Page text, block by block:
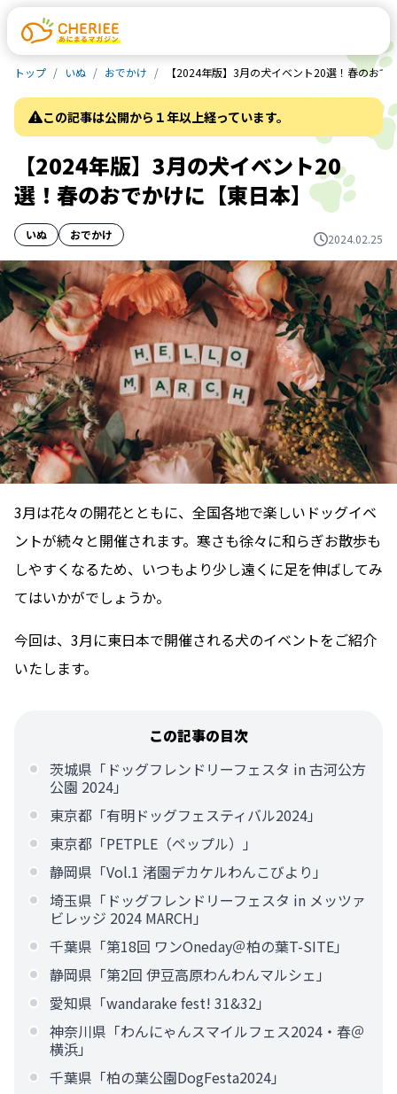
トップ いぬ おでかけ 【2024年版】3月の犬イベント20選！春のおで
この記事は公開から１年以上経っています。
【2024年版】3月の犬イベント20
選！春のおでかけに【東日本】
いぬ おでかけ 2024.02.25
3月は花々の開花とともに、全国各地で楽しいドッグイベ
ントが続々と開催されます。寒さも徐々に和らぎお散歩も
しやすくなるため、いつもより少し遠くに足を伸ばしてみ
てはいかがでしょうか。
今回は、3月に東日本で開催される犬のイベントをご紹介
いたします。
この記事の目次
茨城県「ドッグフレンドリーフェスタ in 古河公方
公園 2024」
東京都「有明ドッグフェスティバル2024」
東京都「PETPLE（ペップル）」
静岡県「Vol.1 渚園デカケルわんこびより」
埼玉県「ドッグフレンドリーフェスタ in メッツァ
ビレッジ 2024 MARCH」
千葉県「第18回 ワンOneday＠柏の葉T-SITE」
静岡県「第2回 伊豆高原わんわんマルシェ」
愛知県「wandarake fest! 31&32」
神奈川県「わんにゃんスマイルフェス2024・春＠
横浜」
千葉県「柏の葉公園DogFesta2024」